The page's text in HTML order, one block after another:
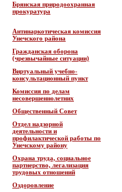
Брянская природоохранная
прокуратура
Антинаркотическая комиссия
Унечского района
Гражданская оборона
(чрезвычайные ситуации)
Виртуальный учебно-
консультационный пункт
Комиссия по делам
несовершеннолетних
Общественный Совет
Отдел надзорной
деятельности и
профилактической работы по
Унечскому району
Охрана труда, социальное
партнерство, легализация
трудовых отношений
Оздоровление